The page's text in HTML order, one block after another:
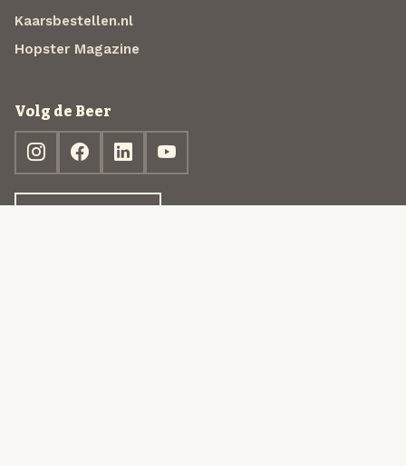
Kaarsbestellen.nl
Hopster Magazine
Volg de Beer